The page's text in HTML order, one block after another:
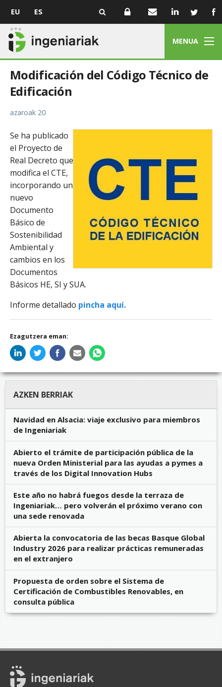
EU ES
MENUA
Modificación del Código Técnico de
Edificación
azaroak 20
Se ha publicado
el Proyecto de
Real Decreto que
modifica el CTE,
incorporando un
nuevo
Documento
Básico de
Sostenibilidad
Ambiental y
cambios en los
Documentos
Básicos HE, SI y SUA.
Informe detallado pincha aquí.
Ezagutzera eman:
AZKEN BERRIAK
Navidad en Alsacia: viaje exclusivo para miembros
de Ingeniariak
Abierto el trámite de participación pública de la
nueva Orden Ministerial para las ayudas a pymes a
través de los Digital Innovation Hubs
Este año no habrá fuegos desde la terraza de
Ingeniariak… pero volverán el próximo verano con
una sede renovada
Abierta la convocatoria de las becas Basque Global
Industry 2026 para realizar prácticas remuneradas
en el extranjero
Propuesta de orden sobre el Sistema de
Certificación de Combustibles Renovables, en
consulta pública